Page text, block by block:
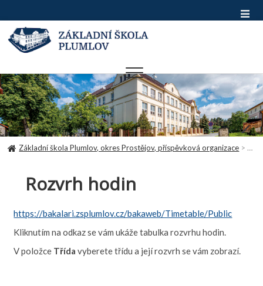
to
content
Základní škola Plumlov, okres Prostějov, příspěvková organizace >
Rozvrh hodin
https://bakalari.zsplumlov.cz/bakaweb/Timetable/Public
Kliknutím na odkaz se vám ukáže tabulka rozvrhu hodin.
V položce Třídavyberete třídu a její rozvrh se vám zobrazí.